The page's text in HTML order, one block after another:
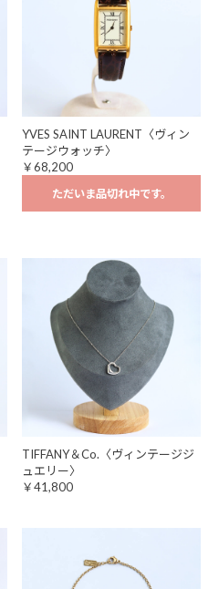
YVES SAINT LAURENT〈ヴィン
テージウォッチ〉
￥68,200
ただいま品切れ中です。
TIFFANY＆Co.〈ヴィンテージジ
ュエリー〉
￥41,800